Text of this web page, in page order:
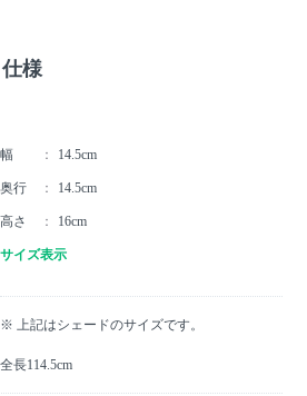
様
幅
14.5cm
奥行 14.5cm
高さ 16cm
サイズ表示
※ 上記はシェードのサイズです。
全長114.5cm